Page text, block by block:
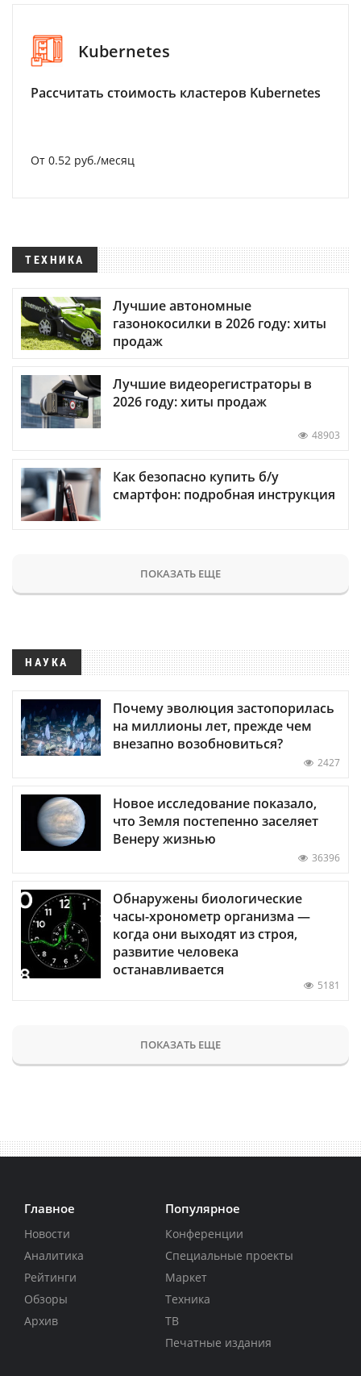
Kubernetes
Рассчитать стоимость кластеров Kubernetes
От 0.52 руб./месяц
ТЕХНИКА
Лучшие автономные
газонокосилки в 2026 году: хиты
продаж
Лучшие видеорегистраторы в
2026 году: хиты продаж
48903
Как безопасно купить б/у
смартфон: подробная инструкция
ПОКАЗАТЬ ЕЩЕ
НАУКА
Почему эволюция застопорилась
на миллионы лет, прежде чем
внезапно возобновиться?
2427
Новое исследование показало,
что Земля постепенно заселяет
Венеру жизнью
36396
Обнаружены биологические
часы-хронометр организма —
когда они выходят из строя,
развитие человека
останавливается
5181
ПОКАЗАТЬ ЕЩЕ
Главное
Новости
Аналитика
Рейтинги
Обзоры
Архив
Популярное
Конференции
Специальные проекты
Маркет
Техника
ТВ
Печатные издания